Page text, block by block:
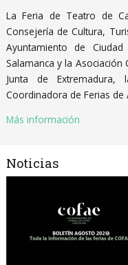
La Feria de Teatro de
Consejería de Cultura,
Ayuntamiento de
Salamanca y la Asociación
Junta de
Coordinadora de Ferias de
Más información
Noticias